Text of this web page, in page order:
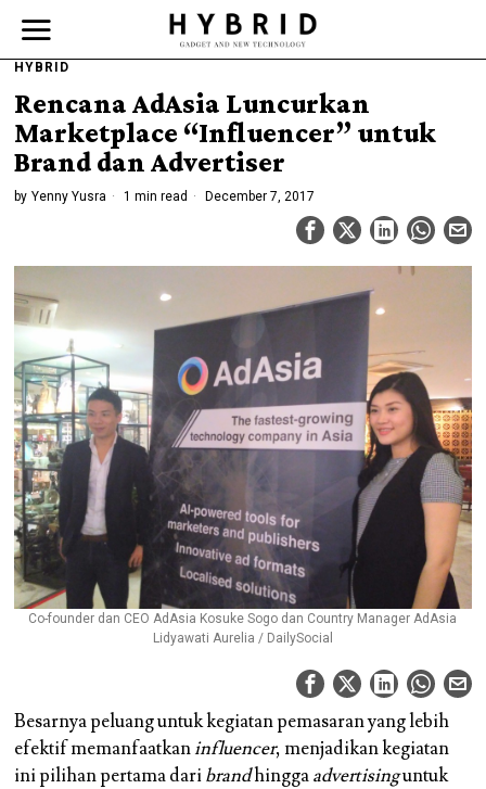
HYBRID
Rencana AdAsia Luncurkan
Marketplace “Influencer” untuk
Brand dan Advertiser
by Yenny Yusra 1 min read December 7, 2017
Co-founder dan CEO AdAsia Kosuke Sogo dan Country Manager AdAsia
Lidyawati Aurelia / DailySocial
Besarnya peluang untuk kegiatan pemasaran yang lebih
efektif memanfaatkaninfluencer, menjadikan kegiatan
ini pilihan pertama daribrandhinggaadvertisinguntuk